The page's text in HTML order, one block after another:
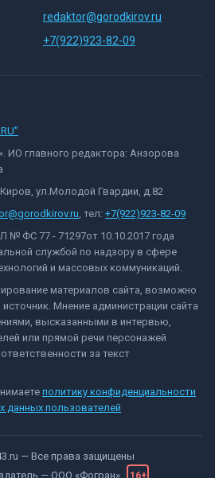
redaktor@gorodkirov.ru
+7(922)923-82-09
ИО главного редактора: Анзорова
ул.Молодой Гвардии, д.82
, тел: +7(922)923-82-09
№ ФС 77 - 71297от 10.10.2017 года
службой по надзору в сфере
и массовых коммуникаций.
материалов сайта, возможно
Мнение администрации сайта
высказанными в интервью,
или прямой речи персонажей
за текст
политику конфиденциальности
данных пользователей
— Все права защищены
— ООО «Фогран» 16+